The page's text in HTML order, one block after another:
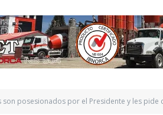
son posesionados por el Presidente y les